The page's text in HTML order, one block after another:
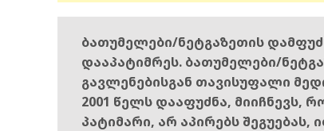
ბათუმელები/ნეტგაზეთის
დააპატიმრეს. ბათუმელები/
გავლენებისგან თავისუფალი
2001 წელს დააფუძნა, მიიჩნევს,
პატიმარი, არ აპირებს